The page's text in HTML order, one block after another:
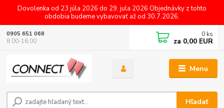
Dovolenka od 23 júla 2026 do 29. jula 2026 Objednávky z tohto
obdobia budeme vybavovať až od 30.7.2026.
Menu
Hľadať
0905 651 068
8.00-16.00
0 ks
za 0,00 EUR